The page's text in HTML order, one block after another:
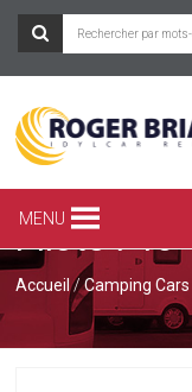
ROGER
BRIANT
SPÉCIALISTE
CAMPING-
CAR
LA
MENU
Pilote 746
Accueil/Camping Cars